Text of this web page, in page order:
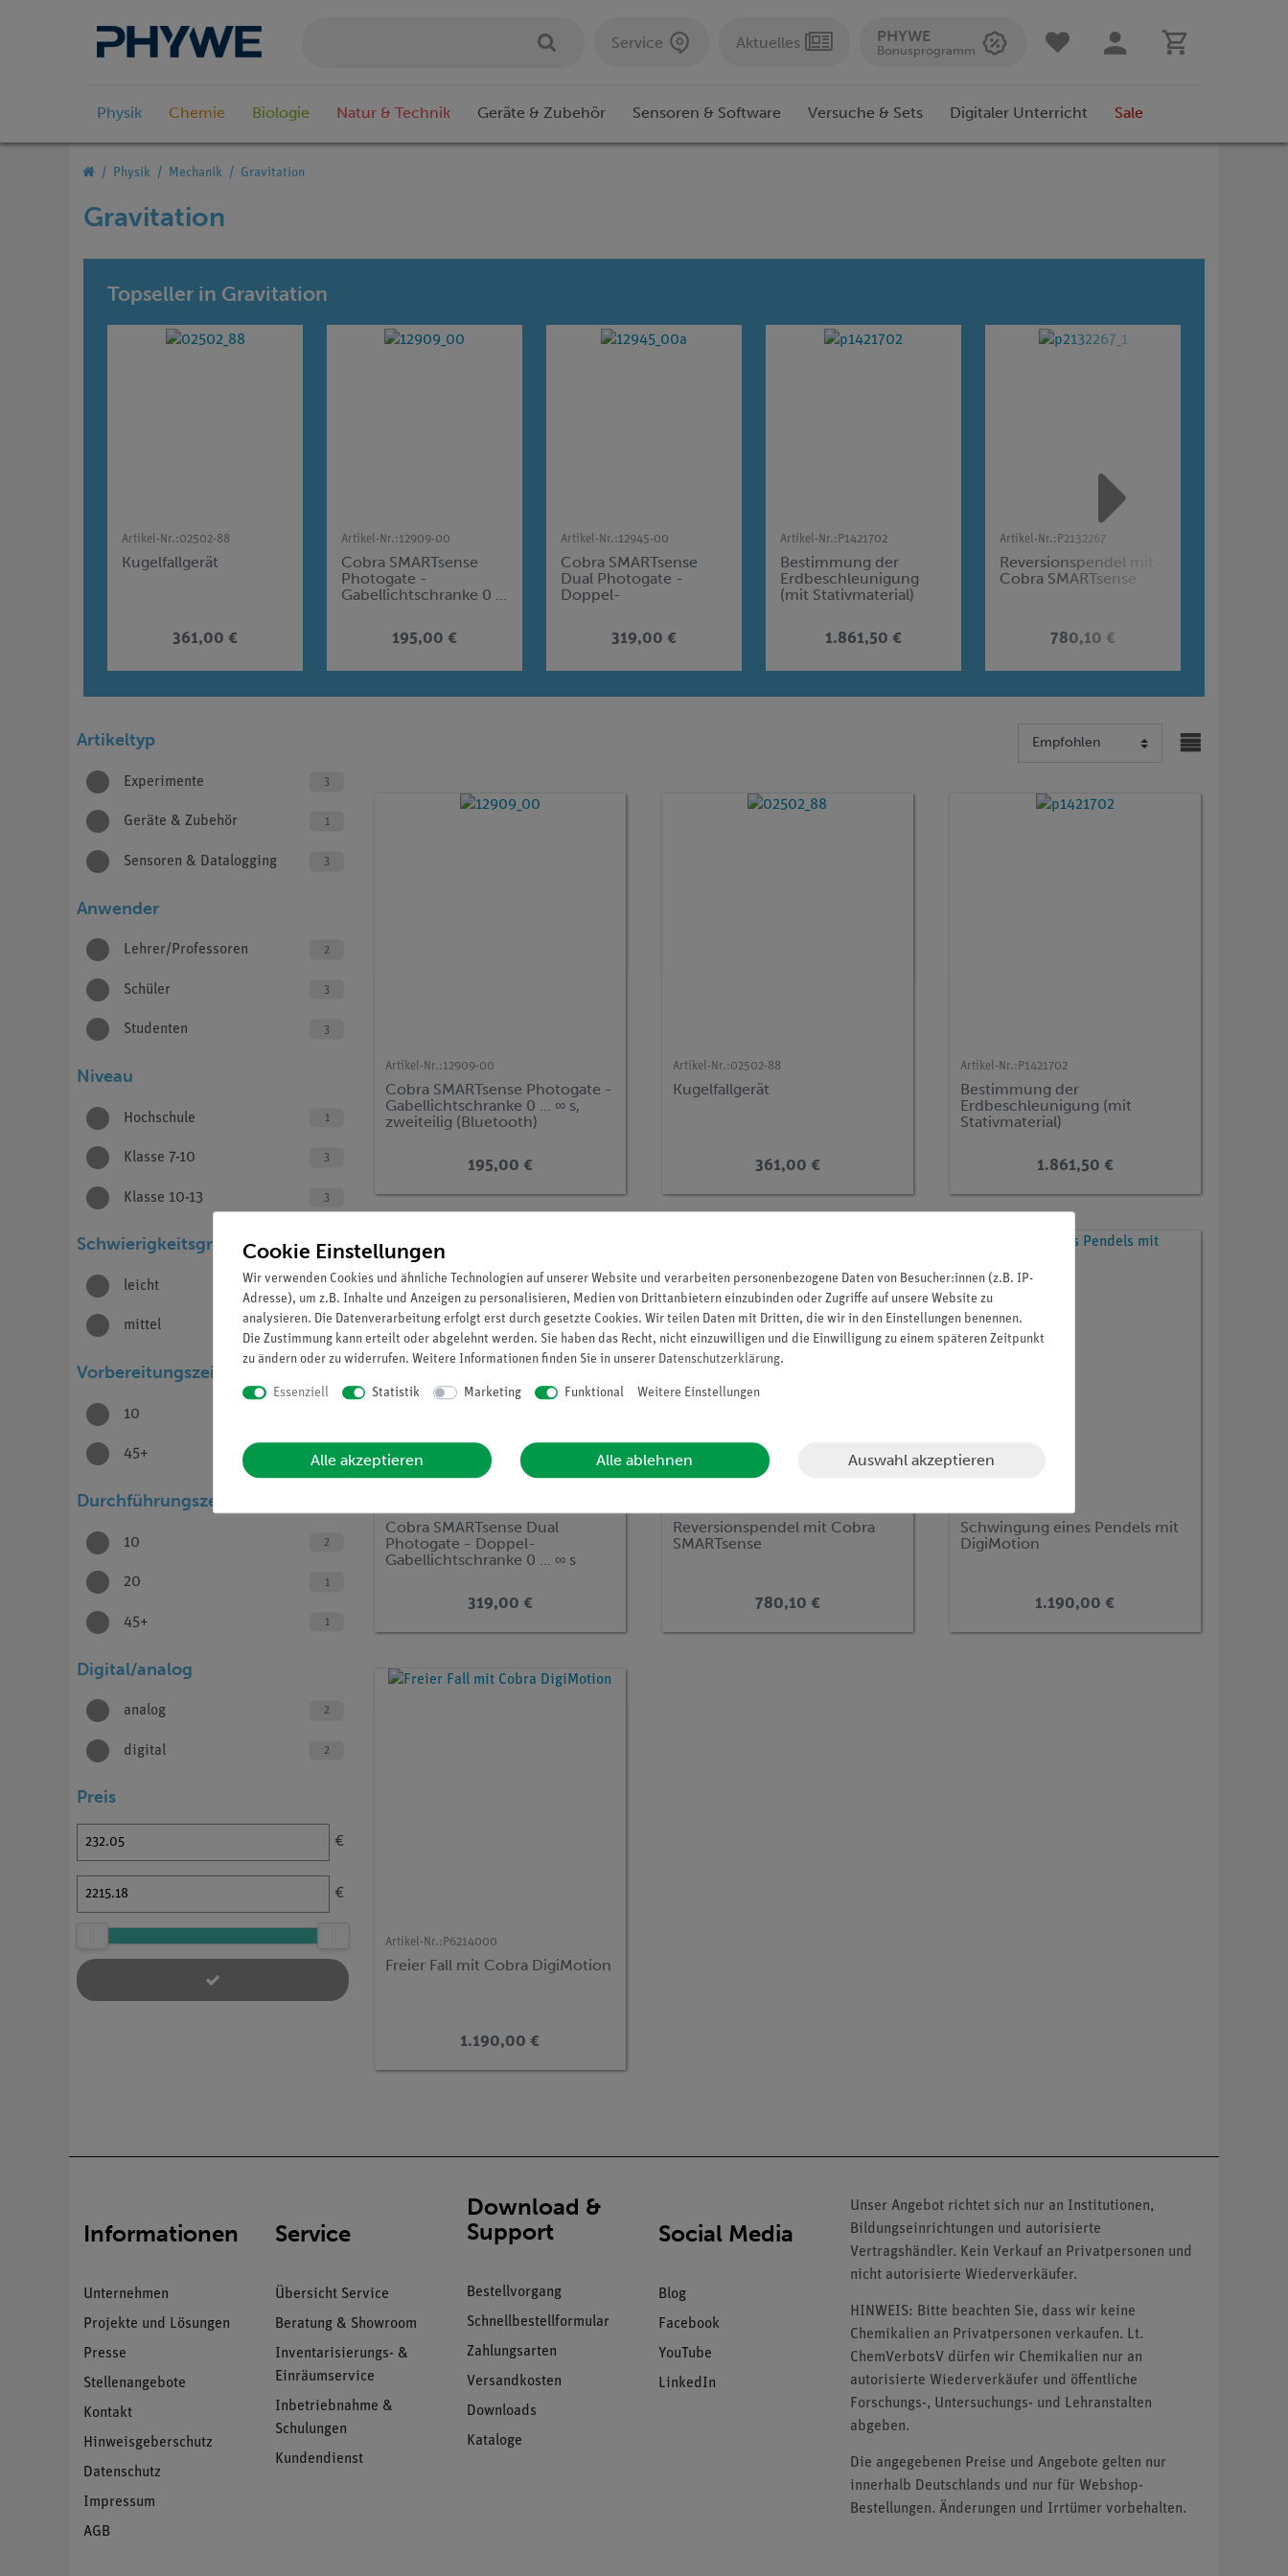
Service Aktuelles PHYWE
Bonusprogramm
Physik Chemie Biologie Natur & Technik Geräte & Zubehör Sensoren & Software Versuche & Sets Digitaler Unterricht Sale
Physik Mechanik Gravitation
Gravitation
Topseller in Gravitation
Artikel-Nr.:02502-88
Kugelfallgerät
361,00 €
Artikel-Nr.:12909-00
Cobra SMARTsense
Photogate -
Gabellichtschranke 0 ...
195,00 €
Artikel-Nr.:12945-00
Cobra SMARTsense
Dual Photogate -
Doppel-
319,00 €
Artikel-Nr.: P1421702
Bestimmung der
Erdbeschleunigung
(mit Stativmaterial)
1.861,50 €
Artikel-Nr.: P2132267
Reversionspendel mit
Cobra SMARTsense
780,10 €
Artikeltyp
Experimente 3
Geräte & Zubehör 1
Sensoren & Datalogging 3
Anwender
Lehrer/Professoren 2
Schüler 3
Studenten 3
Niveau
Hochschule 1
Klasse 7-10 3
Klasse 10-13 3
Schwierigkeitsgrad
leicht 1
mittel 3
Vorbereitungszeit (in Minuten)
10
45+ 1
Durchführungszeit (in Minuten)
10 2
20 1
45+ 1
Digital/analog
analog 2
digital 2
Preis
€
€
Artikel-Nr.:12909-00
Cobra SMARTsense Photogate -
Gabellichtschranke 0 ... ∞ s,
zweiteilig (Bluetooth)
195,00 €
Artikel-Nr.:02502-88
Kugelfallgerät
361,00 €
Artikel-Nr.: P1421702
Bestimmung der
Erdbeschleunigung (mit
Stativmaterial)
1.861,50 €
Cobra SMARTsense Dual
Photogate - Doppel-
Gabellichtschranke 0 ... ∞ s
319,00 €
Reversionspendel mit Cobra
SMARTsense
780,10 €
Schwingung eines Pendels mit
DigiMotion
1.190,00 €
Artikel-Nr.: P6214000
Freier Fall mit Cobra DigiMotion
1.190,00 €
Informationen
Unternehmen
Projekte und Lösungen
Presse
Stellenangebote
Kontakt
Hinweisgeberschutz
Datenschutz
Impressum
AGB
Service
Übersicht Service
Beratung & Showroom
Inventarisierungs- &
Einräumservice
Inbetriebnahme &
Schulungen
Kundendienst
Download &
Support
Bestellvorgang
Schnellbestellformular
Zahlungsarten
Versandkosten
Downloads
Kataloge
Social Media
Blog
Facebook
YouTube
LinkedIn
Unser Angebot richtet sich nur an Institutionen,
Bildungseinrichtungen und autorisierte
Vertragshändler. Kein Verkauf an Privatpersonen und
nicht autorisierte Wiederverkäufer.
HINWEIS: Bitte beachten Sie, dass wir keine
Chemikalien an Privatpersonen verkaufen. Lt.
ChemVerbotsV dürfen wir Chemikalien nur an
autorisierte Wiederverkäufer und öffentliche
Forschungs-, Untersuchungs- und Lehranstalten
abgeben.
Die angegebenen Preise und Angebote gelten nur
innerhalb Deutschlands und nur für Webshop-
Bestellungen. Änderungen und Irrtümer vorbehalten.
Cookie Einstellungen
Wir verwenden Cookies und ähnliche Technologien auf unserer Website und verarbeiten personenbezogene Daten von Besucher:innen (z.B. IP-
Adresse), um z.B. Inhalte und Anzeigen zu personalisieren, Medien von Drittanbietern einzubinden oder Zugriffe auf unsere Website zu
analysieren. Die Datenverarbeitung erfolgt erst durch gesetzte Cookies. Wir teilen Daten mit Dritten, die wir in den Einstellungen benennen.
Die Zustimmung kann erteilt oder abgelehnt werden. Sie haben das Recht, nicht einzuwilligen und die Einwilligung zu einem späteren Zeitpunkt
zu ändern oder zu widerrufen. Weitere Informationen finden Sie in unserer Daten­schutz­erklärung.
Essenziell Statistik Marketing Funktional Weitere Einstellungen
Alle akzeptieren Alle ablehnen Auswahl akzeptieren